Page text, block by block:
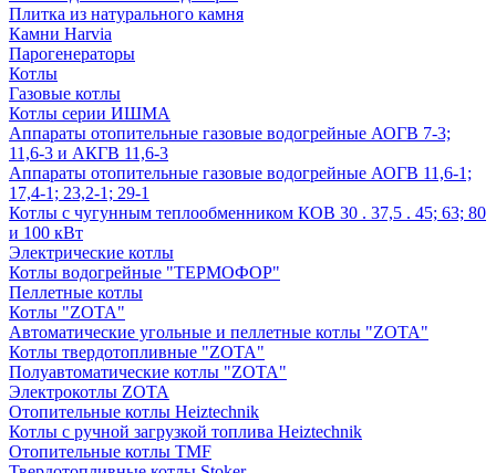
Плитка из натурального камня
Камни Harvia
Парогенераторы
Котлы
Газовые котлы
Котлы серии ИШМА
Аппараты отопительные газовые водогрейные АОГВ 7-3;
11,6-3 и АКГВ 11,6-3
Аппараты отопительные газовые водогрейные АОГВ 11,6-1;
17,4-1; 23,2-1; 29-1
Котлы с чугунным теплообменником КОВ 30 . 37,5 . 45; 63; 80
и 100 кВт
Электрические котлы
Котлы водогрейные "ТЕРМОФОР"
Пеллетные котлы
Котлы "ZOTA"
Автоматические угольные и пеллетные котлы "ZOTA"
Котлы твердотопливные "ZOTA"
Полуавтоматические котлы "ZOTA"
Электрокотлы ZOTA
Отопительные котлы Heiztechnik
Котлы с ручной загрузкой топлива Heiztechnik
Отопительные котлы TMF